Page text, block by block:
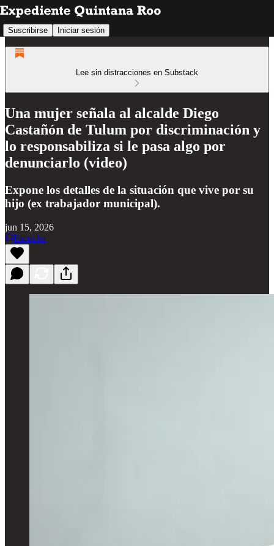
Suscribirse Iniciar sesión
Lee sin distracciones en Substack
Una mujer señala al alcalde Diego
Castañón de Tulum por discriminación y
lo responsabiliza si le pasa algo por
denunciarlo (video)
Expone los detalles de la situación que vive por su
hijo (ex trabajador municipal).
jun 15, 2026
Escucha